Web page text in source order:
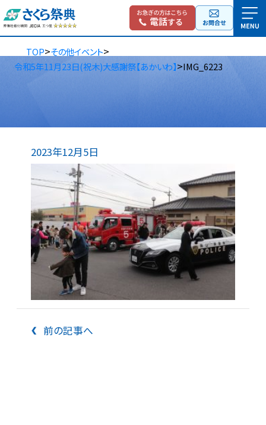
TOP>その他イベント>
令和5年11月23日(祝木)大感謝祭【あかいわ】>IMG_6223
2023年12月5日
前の記事へ